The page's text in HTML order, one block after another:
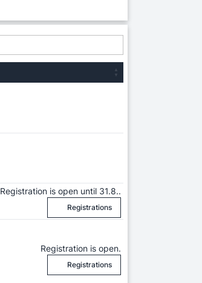
Registration is open until 31.8..
Registrations
Registration is open.
Registrations